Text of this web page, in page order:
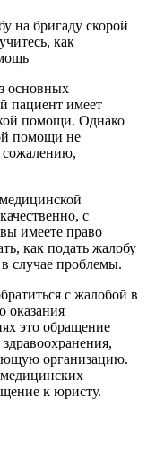
на бригаду скорой
как
основных
пациент имеет
помощи. Однако
помощи не
сожалению,
с
имеете право
как подать жалобу
случае проблемы.
с жалобой в
оказания
это обращение
организацию.
к юристу.